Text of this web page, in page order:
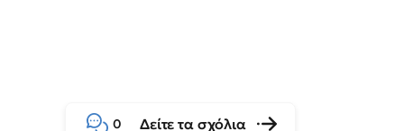
0 Δείτε τα σχόλια